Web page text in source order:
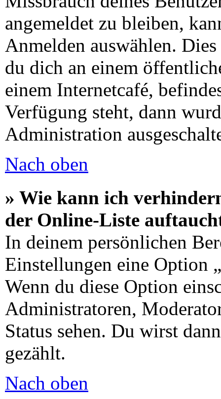
angemeldet zu bleiben,
Anmelden auswählen.
du dich an einem
einem Internetcafé,
Verfügung steht, dann
Administration
Nach oben
» Wie kann ich
der Online-Liste
In deinem persönlichen
Einstellungen eine Option
Wenn du diese Option
Administratoren,
Status sehen. Du wirst
gezählt.
Nach oben